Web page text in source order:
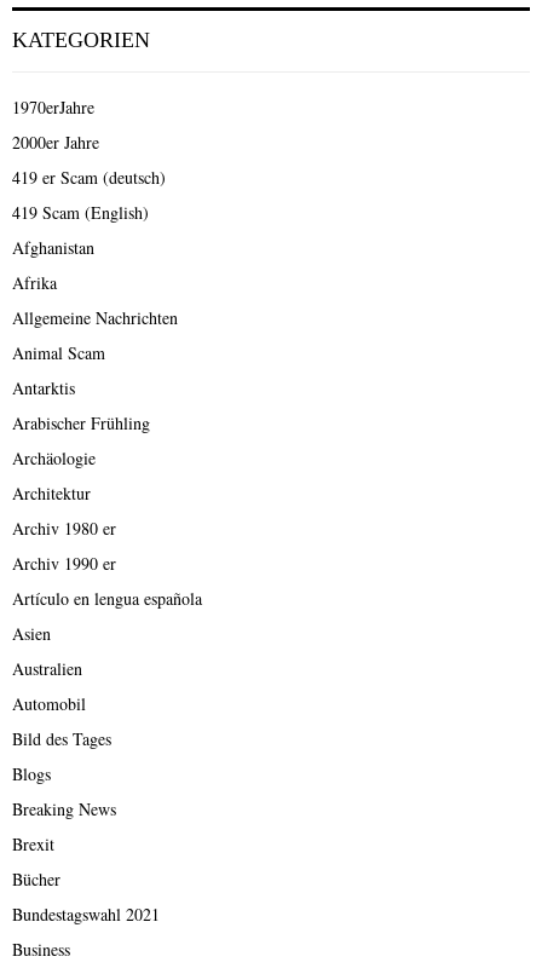
KATEGORIEN
1970erJahre
2000er Jahre
419 er Scam (deutsch)
419 Scam (English)
Afghanistan
Afrika
Allgemeine Nachrichten
Animal Scam
Antarktis
Arabischer Frühling
Archäologie
Architektur
Archiv 1980 er
Archiv 1990 er
Artículo en lengua española
Asien
Australien
Automobil
Bild des Tages
Blogs
Breaking News
Brexit
Bücher
Bundestagswahl 2021
Business